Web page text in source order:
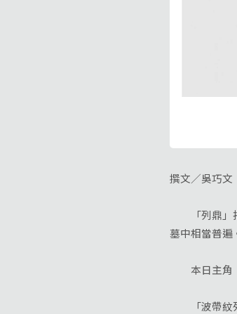
撰文／吳巧文
「列鼎
墓中相當普遍
本日主角「
「波帶紋列